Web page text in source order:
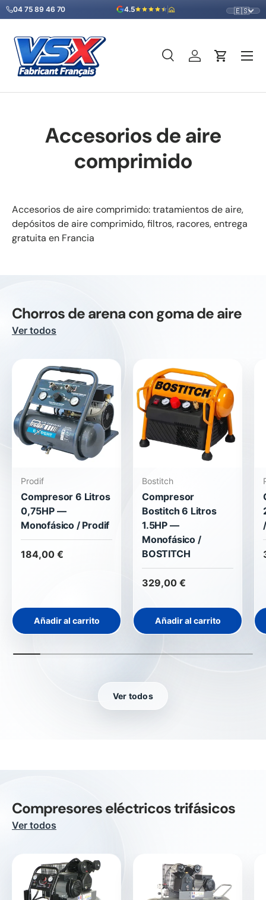
Ir al contenido
04 75 89 46 70 4.5 🇪🇸
Buscar
Tipo de producto
BuscarIniciar sesión
Carrito
Menú
Accesorios de aire
comprimido
Accesorios de aire comprimido: tratamientos de aire,
depósitos de aire comprimido, filtros, racores, entrega
gratuita en Francia
Chorros de arena con goma de aire
Ver todos
Prodif
Compresor 6 Litros
0,75HP —
Monofásico / Prodif
184,00 €
Añadir al carrito
Bostitch
Compresor
Bostitch 6 Litros
1.5HP —
Monofásico /
BOSTITCH
329,00 €
Añadir al carrito
Ver todos
Compresores eléctricos trifásicos
Ver todos